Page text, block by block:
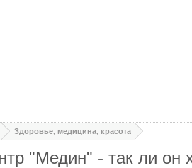
Здоровье, медицина, красота
"Медин" - так ли он